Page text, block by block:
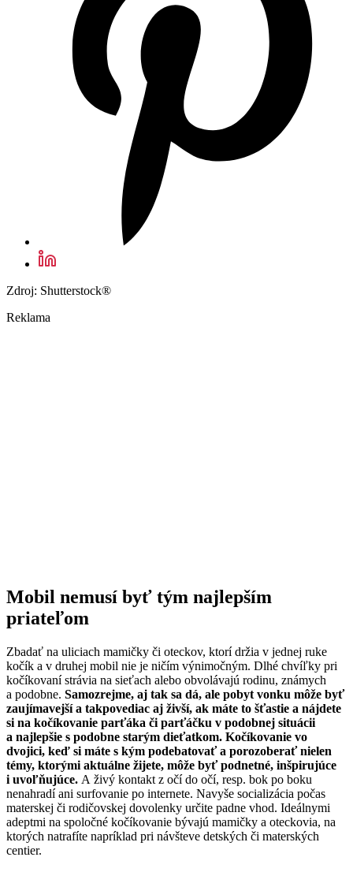
Zdroj: Shutterstock®
Reklama
Mobil nemusí byť tým najlepším
priateľom
Zbadať na uliciach mamičky či oteckov, ktorí držia v jednej ruke
kočík a v druhej mobil nie je ničím výnimočným. Dlhé chvíľky pri
kočíkovaní strávia na sieťach alebo obvolávajú rodinu, známych
a podobne. Samozrejme, aj tak sa dá, ale pobyt vonku môže byť
zaujímavejší a takpovediac aj živší, ak máte to šťastie a nájdete
si na kočíkovanie parťáka či parťáčku v podobnej situácii
a najlepšie s podobne starým dieťatkom. Kočíkovanie vo
dvojici, keď si máte s kým podebatovať a porozoberať nielen
témy, ktorými aktuálne žijete, môže byť podnetné, inšpirujúce
i uvoľňujúce. A živý kontakt z očí do očí, resp. bok po boku
nenahradí ani surfovanie po internete. Navyše socializácia počas
materskej či rodičovskej dovolenky určite padne vhod. Ideálnymi
adeptmi na spoločné kočíkovanie bývajú mamičky a oteckovia, na
ktorých natrafíte napríklad pri návšteve detských či materských
centier.